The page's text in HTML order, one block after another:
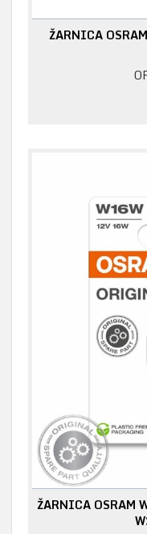
ŽARNICA
ŽARNICA